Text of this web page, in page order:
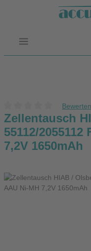
Zum Hauptinhalt springen
Durchschnittliche
Bewerten
Zellentausch
55112/2055112
7,2V 1650mAh
Bildergalerie überspringen